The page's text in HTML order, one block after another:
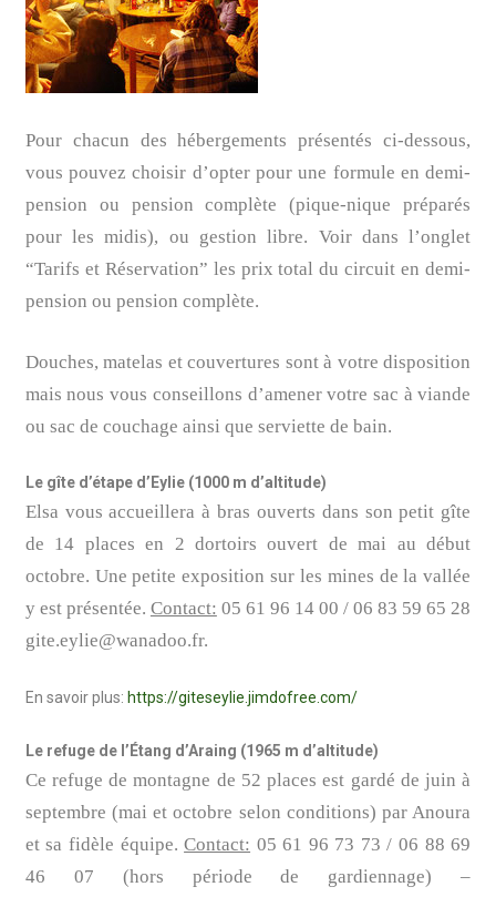
Pour chacun des hébergements présentés ci-dessous,
vous pouvez choisir d’opter pour une formule en demi-
pension ou pension complète (pique-nique préparés
pour les midis), ou gestion libre. Voir dans l’onglet
“Tarifs et Réservation” les prix total du circuit en demi-
pension ou pension complète.
Douches, matelas et couvertures sont à votre disposition
mais nous vous conseillons d’amener votre sac à viande
ou sac de couchage ainsi que serviette de bain.
Le gîte d’étape d’Eylie (1000 m d’altitude)
Elsa vous accueillera à bras ouverts dans son petit gîte
de 14 places en 2 dortoirs ouvert de mai au début
octobre. Une petite exposition sur les mines de la vallée
y est présentée. Contact: 05 61 96 14 00 / 06 83 59 65 28
gite.eylie@wanadoo.fr.
En savoir plus: https://giteseylie.jimdofree.com/
Le refuge de l’Étang d’Araing (1965 m d’altitude)
Ce refuge de montagne de 52 places est gardé de juin à
septembre (mai et octobre selon conditions) par Anoura
et sa fidèle équipe.Contact: 05 61 96 73 73 / 06 88 69
46 07 (hors période de gardiennage) –